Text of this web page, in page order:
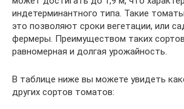
индетерминантного типа. Такие
это позволяют сроки вегетации, или
фермеры. Преимуществом таких
равномерная и долгая урожайность.
В таблице ниже вы можете увидеть
других сортов томатов: